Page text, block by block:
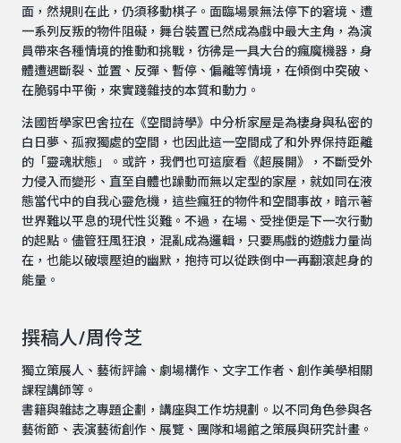
面，然規則在此，仍須移動棋子。面臨場景無法停下的窘境、遭
一系列反叛的物件阻礙，舞台裝置已然成為戲中最大主角，為演
員帶來各種情境的推動和挑戰，彷彿是一具大台的瘋魔機器，身
體遭遇斷裂、並置、反彈、暫停、偏離等情境，在傾倒中突破、
在脆弱中平衡，來實踐雜技的本質和動力。
法國哲學家巴舍拉在《空間詩學》中分析家屋是為棲身與私密的
白日夢、孤寂獨處的空間，也因此這一空間成了和外界保持距離
的「靈魂狀態」。或許，我們也可這麼看《超展開》，不斷受外
力侵入而變形、直至自體也躁動而無以定型的家屋，就如同在液
態當代中的自我心靈危機，這些瘋狂的物件和空間事故，暗示著
世界難以平息的現代性災難。不過，在場、受挫便是下一次行動
的起點。儘管狂風狂浪，混亂成為邏輯，只要馬戲的遊戲力量尚
在，也能以破壞壓迫的幽默，抱持可以從跌倒中一再翻滾起身的
能量。
撰稿人/周伶芝
獨立策展人、藝術評論、劇場構作、文字工作者、創作美學相關
課程講師等。
書籍與雜誌之專題企劃，講座與工作坊規劃。以不同角色參與各
藝術節、表演藝術創作、展覽、團隊和場館之策展與研究計畫。